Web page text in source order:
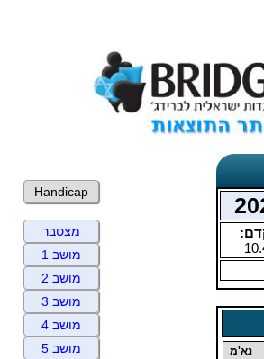
נא'מ
Handicap
מצטבר
מושב 1
מושב 2
מושב 3
מושב 4
מושב 5